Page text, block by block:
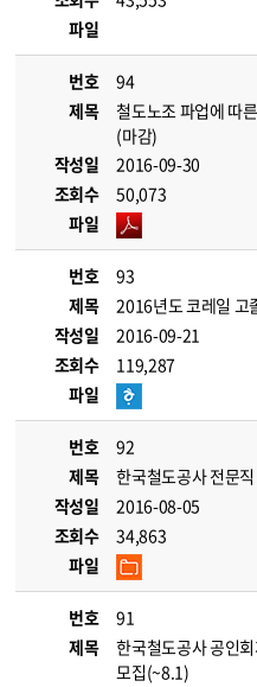
파일
번호
94
제목
철도노조 파업에 따
(마감)
작성일
2016-09-30
조회수
50,073
파일
번호
93
제목
2016년도 코레일 고
작성일
2016-09-21
조회수
119,287
파일
번호
92
제목
한국철도공사 전문
작성일
2016-08-05
조회수
34,863
파일
번호
91
제목
한국철도공사 공인
모집(~8.1)